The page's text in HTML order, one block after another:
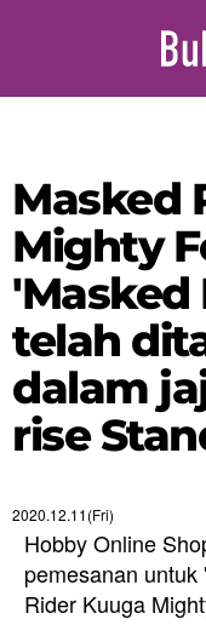
Masked
Mighty
'Masked
telah
dalam
rise
2020.12.11(Fri)
Hobby Online
pemesanan
Rider Kuuga